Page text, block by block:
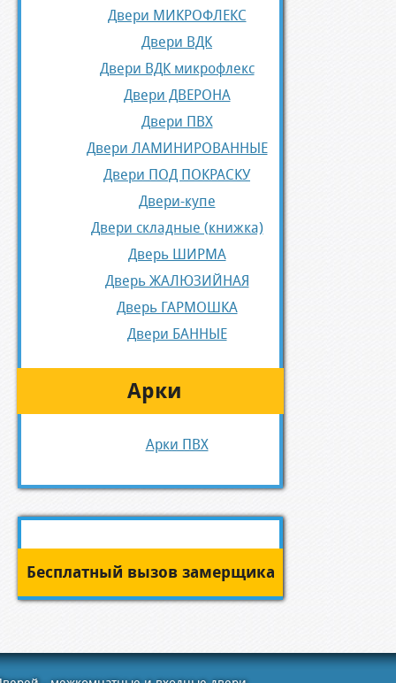
Двери МИКРОФЛЕКС
Двери ВДК
Двери ВДК микрофлекс
Двери ДВЕРОНА
Двери ПВХ
Двери ЛАМИНИРОВАННЫЕ
Двери ПОД ПОКРАСКУ
Двери-купе
Двери складные (книжка)
Дверь ШИРМА
Дверь ЖАЛЮЗИЙНАЯ
Дверь ГАРМОШКА
Двери БАННЫЕ
Арки
Арки ПВХ
Бесплатный вызов замерщика